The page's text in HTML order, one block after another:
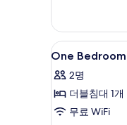
수
영
장
전
망
사
라,
침
실
개,
수
장
One
Bedroom
Heritage
Villa
사
22
One
2명
더블침대 1개
무료 WiFi